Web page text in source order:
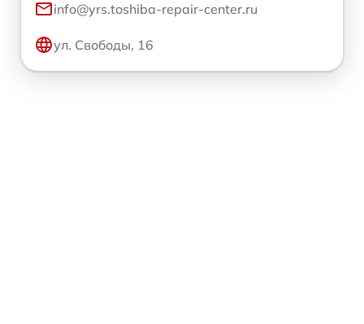
info@yrs.toshiba-repair-center.ru
ул. Свободы, 16